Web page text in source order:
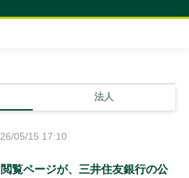
法人
05/15 17:10
閲覧ページが、三井住友銀行の公